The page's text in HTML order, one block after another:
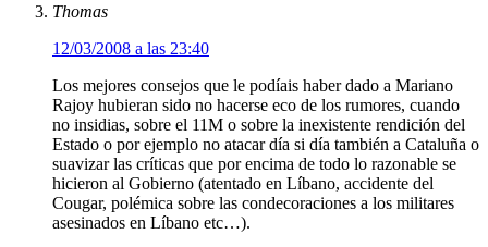
Thomas
12/03/2008 a las 23:40
Los mejores consejos que le podíais haber dado a Mariano
Rajoy hubieran sido no hacerse eco de los rumores, cuando
no insidias, sobre el 11M o sobre la inexistente rendición del
Estado o por ejemplo no atacar día si día también a Cataluña o
suavizar las críticas que por encima de todo lo razonable se
hicieron al Gobierno (atentado en Líbano, accidente del
Cougar, polémica sobre las condecoraciones a los militares
asesinados en Líbano etc…).